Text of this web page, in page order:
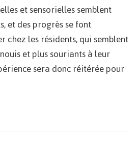
et sensorielles semblent
et des progrès se font
les résidents, qui semblent
et plus souriants à leur
sera donc réitérée pour